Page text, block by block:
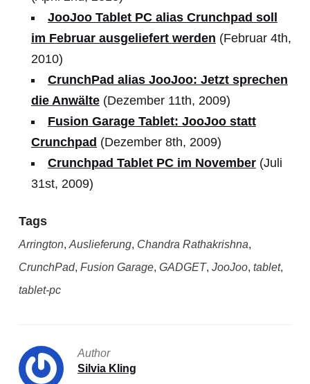
JooJoo Tablet PC alias Crunchpad soll
im Februar ausgeliefert werden (Februar 4th,
2010)
CrunchPad alias JooJoo: Jetzt sprechen
die Anwälte(Dezember 11th, 2009)
Fusion Garage Tablet: JooJoo statt
Crunchpad (Dezember 8th, 2009)
Crunchpad Tablet PC im November(Juli
31st, 2009)
Tags
Arrington, Auslieferung, Chandra Rathakrishna,
CrunchPad, Fusion Garage, GADGET, JooJoo, tablet,
tablet-pc
Author
Silvia Kling